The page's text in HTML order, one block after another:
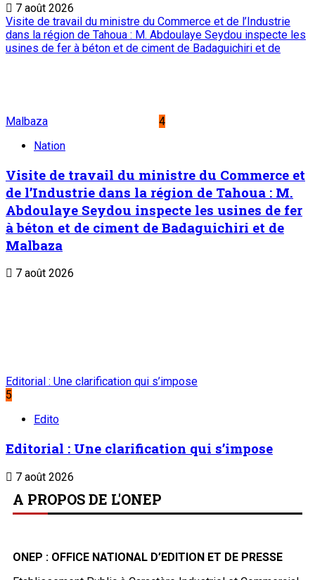
7 août 2026
Visite de travail du ministre du Commerce et de l’Industrie
dans la région de Tahoua : M. Abdoulaye Seydou inspecte les
usines de fer à béton et de ciment de Badaguichiri et de
Malbaza
4
Nation
Visite de travail du ministre du Commerce et
de l’Industrie dans la région de Tahoua : M.
Abdoulaye Seydou inspecte les usines de fer
à béton et de ciment de Badaguichiri et de
Malbaza
7 août 2026
Editorial : Une clarification qui s’impose
5
Edito
Editorial : Une clarification qui s’impose
7 août 2026
A PROPOS DE L'ONEP
ONEP : OFFICE NATIONAL D’EDITION ET DE PRESSE